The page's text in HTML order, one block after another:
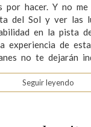
por hacer. Y no
del Sol y ver las
en la pista
experiencia de
no te dejarán
Seguir leyendo